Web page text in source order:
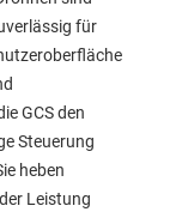
für
GCS den
Steuerung
heben
Leistung